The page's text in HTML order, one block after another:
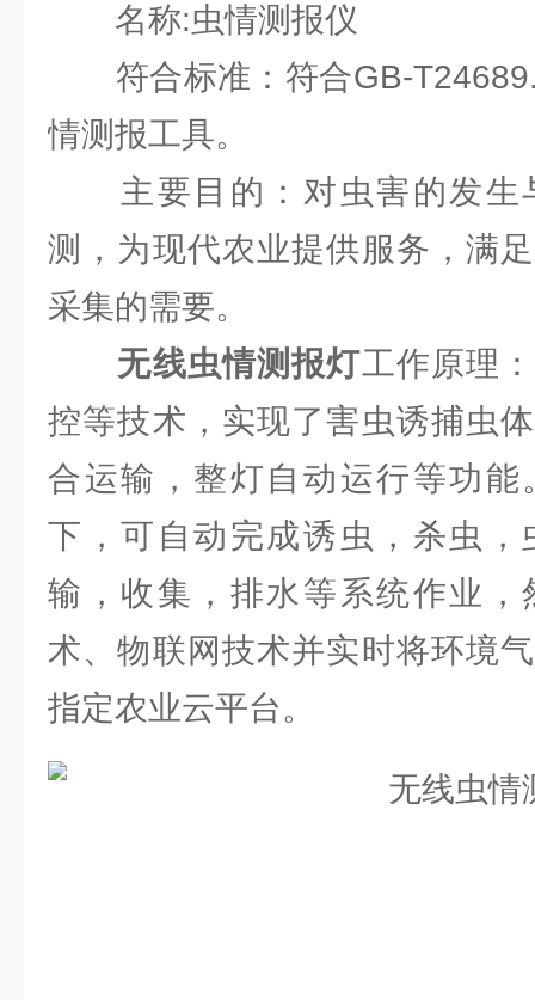
名称:虫情测报仪
符合标准：符合GB-
情测报工具。
主要目的：对虫害的发生
测，为现代农业提供服务，满
采集的需要。
无线虫情测报灯工作原理
控等技术，实现了害虫诱捕虫
合运输，整灯自动运行等功能
下，可自动完成诱虫，杀虫，
输，收集，排水等系统作业，
术、物联网技术并实时将环境
指定农业云平台。